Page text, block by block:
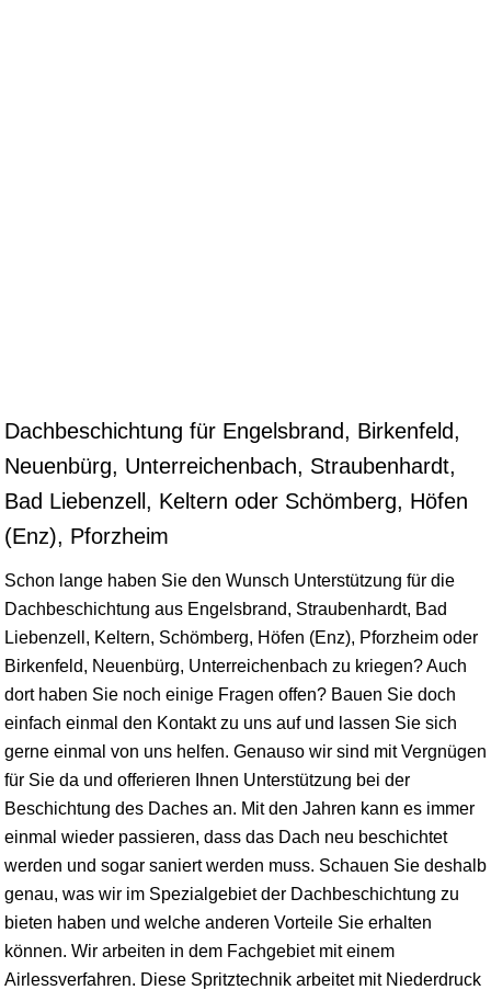
Dachbeschichtung für Engelsbrand, Birkenfeld,
Neuenbürg, Unterreichenbach, Straubenhardt,
Bad Liebenzell, Keltern oder Schömberg, Höfen
(Enz), Pforzheim
Schon lange haben Sie den Wunsch Unterstützung für die
Dachbeschichtung aus Engelsbrand, Straubenhardt, Bad
Liebenzell , Keltern, Schömberg, Höfen (Enz), Pforzheim oder
Birkenfeld, Neuenbürg, Unterreichenbach zu kriegen? Auch
dort haben Sie noch einige Fragen offen? Bauen Sie doch
einfach einmal den Kontakt zu uns auf und lassen Sie sich
gerne einmal von uns helfen. Genauso wir sind mit Vergnügen
für Sie da und offerieren Ihnen Unterstützung bei der
Beschichtung des Daches an. Mit den Jahren kann es immer
einmal wieder passieren, dass das Dach neu beschichtet
werden und sogar saniert werden muss. Schauen Sie deshalb
genau, was wir im Spezialgebiet der Dachbeschichtung zu
bieten haben und welche anderen Vorteile Sie erhalten
können. Wir arbeiten in dem Fachgebiet mit einem
Airlessverfahren. Diese Spritztechnik arbeitet mit Niederdruck